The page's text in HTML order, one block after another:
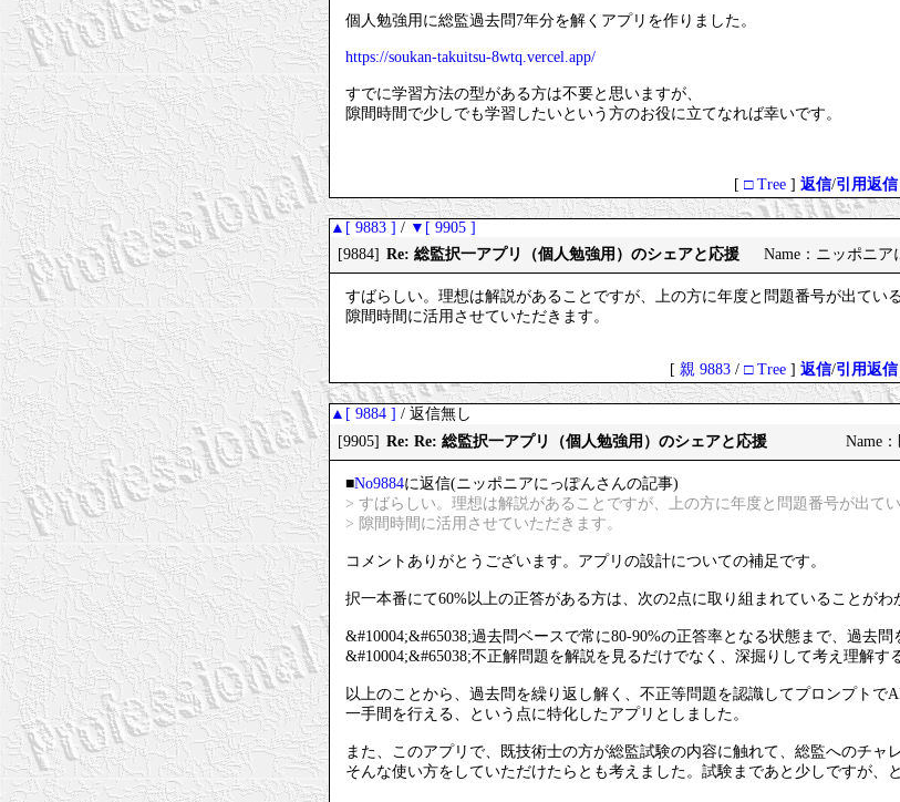
個人勉強用に総監過去問7年分を解くアプリを作りました。
https://soukan-takuitsu-8wtq.vercel.app/
すでに学習方法の型がある方は不要と思いますが、
隙間時間で少しでも学習したいという方のお役に立てなれば幸いです。
[ □ Tree ] 返信/引用返信
▲[ 9883 ] / ▼[ 9905 ]
[9884] Re: 総監択一アプリ（個人勉強用）のシェアと応援 Name：ニッポニア
すばらしい。理想は解説があることですが、上の方に年度と問題番号が出てい
隙間時間に活用させていただきます。
[ 親 9883 / □ Tree ] 返信/引用返信
▲[ 9884 ] / 返信無し
[9905] Re: Re: 総監択一アプリ（個人勉強用）のシェアと応援 Name
■No9884に返信(ニッポニアにっぽんさんの記事)
> すばらしい。理想は解説があることですが、上の方に年度と問題番号が出て
> 隙間時間に活用させていただきます。
コメントありがとうございます。アプリの設計についての補足です。
択一本番にて60%以上の正答がある方は、次の2点に取り組まれていることがわ
&#10004;&#65038;過去問ベースで常に80-90%の正答率となる状態まで、過去問
&#10004;&#65038;不正解問題を解説を見るだけでなく、深掘りして考え理解す
以上のことから、過去問を繰り返し解く、不正等問題を認識してプロンプトで
一手間を行える、という点に特化したアプリとしました。
また、このアプリで、既技術士の方が総監試験の内容に触れて、総監へのチャ
そんな使い方をしていただけたらとも考えました。試験まであと少しですが、